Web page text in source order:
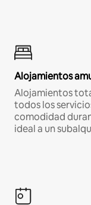
Alojamientos
Alojamientos
todos los
comodidad
ideal a un